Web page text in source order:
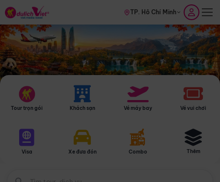
TP. Hồ Chí Minh
Tour trọn gói Khách sạn Vé máy bay Vé vui chơi
Visa Xe đưa đón Combo Thêm